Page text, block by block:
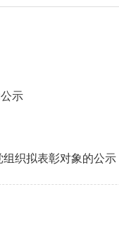
示
织拟表彰对象的公示